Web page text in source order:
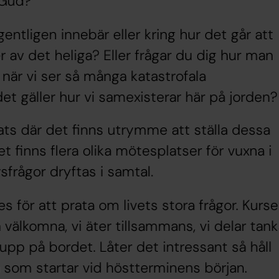
innebär eller kring hur det går att
det heliga? Eller frågar du dig hur man
vi ser så många katastrofala
gäller hur vi samexisterar här på jorden?
där det finns utrymme att ställa dessa
finns flera olika mötesplatser för vuxna i
dryftas i samtal.
för att prata om livets stora frågor.
vi äter tillsammans, vi delar
på bordet. Låter det intressant så håll
startar vid höstterminens början.